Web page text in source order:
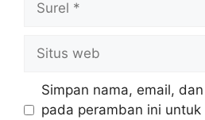
web
Simpan nama, email,
pada peramban ini